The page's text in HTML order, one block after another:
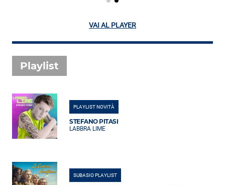
VAI AL PLAYER
Playlist
PLAYLIST NOVITÀ
STEFANO PITASI
LABBRA LIME
SUBASIO PLAYLIST